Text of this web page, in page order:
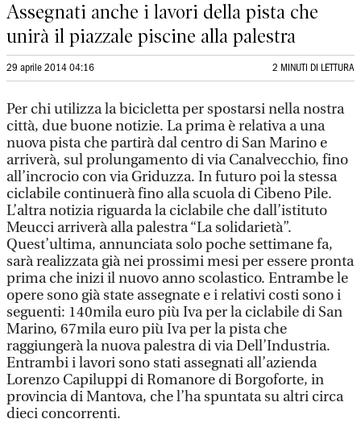
Assegnati anche i lavori della pista che
unirà il piazzale piscine alla palestra
29 aprile 2014 04:16 2 MINUTI DI LETTURA
Per chi utilizza la bicicletta per spostarsi nella nostra
città, due buone notizie. La prima è relativa a una
nuova pista che partirà dal centro di San Marino e
arriverà, sul prolungamento di via Canalvecchio, fino
all’incrocio con via Griduzza. In futuro poi la stessa
ciclabile continuerà fino alla scuola di Cibeno Pile.
L’altra notizia riguarda la ciclabile che dall’istituto
Meucci arriverà alla palestra “La solidarietà”.
Quest’ultima, annunciata solo poche settimane fa,
sarà realizzata già nei prossimi mesi per essere pronta
prima che inizi il nuovo anno scolastico. Entrambe le
opere sono già state assegnate e i relativi costi sono i
seguenti: 140mila euro più Iva per la ciclabile di San
Marino, 67mila euro più Iva per la pista che
raggiungerà la nuova palestra di via Dell’Industria.
Entrambi i lavori sono stati assegnati all’azienda
Lorenzo Capiluppi di Romanore di Borgoforte, in
provincia di Mantova, che l’ha spuntata su altri circa
dieci concorrenti.